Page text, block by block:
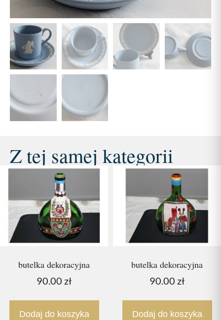
Z tej samej kategorii
butelka dekoracyjna
90.00 zł
Dodaj do koszyka
butelka dekoracyjna
90.00 zł
Dodaj do koszyka